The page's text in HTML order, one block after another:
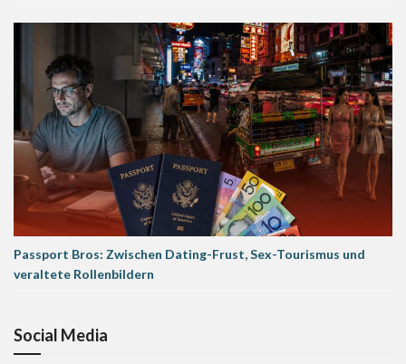
Passport Bros: Zwischen Dating-Frust, Sex-Tourismus und
veraltete Rollenbildern
Social Media